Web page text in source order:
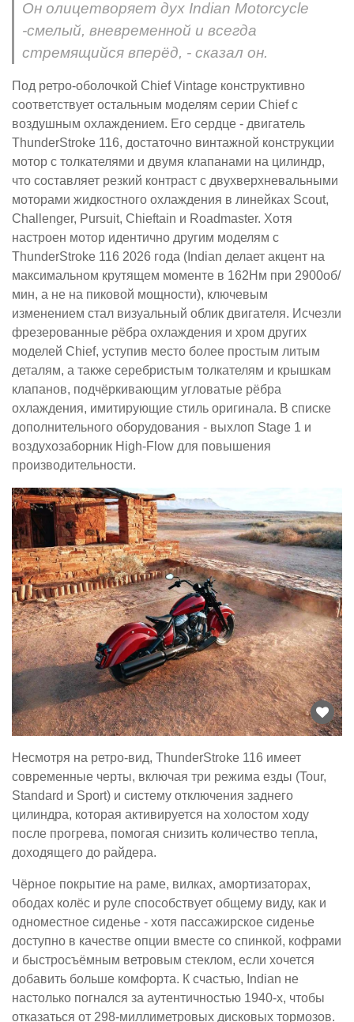
Он олицетворяет дух Indian Motorcycle
-смелый, вневременной и всегда
стремящийся вперёд, - сказал он.
Под ретро-оболочкой Chief Vintage конструктивно
соответствует остальным моделям серии Chief с
воздушным охлаждением. Его сердце - двигатель
ThunderStroke 116, достаточно винтажной конструкции
мотор с толкателями и двумя клапанами на цилиндр,
что составляет резкий контраст с двухверхневальными
моторами жидкостного охлаждения в линейках Scout,
Challenger, Pursuit, Chieftain и Roadmaster. Хотя
настроен мотор идентично другим моделям с
ThunderStroke 116 2026 года (Indian делает акцент на
максимальном крутящем моменте в 162Нм при 2900об/
мин, а не на пиковой мощности), ключевым
изменением стал визуальный облик двигателя. Исчезли
фрезерованные рёбра охлаждения и хром других
моделей Chief, уступив место более простым литым
деталям, а также серебристым толкателям и крышкам
клапанов, подчёркивающим угловатые рёбра
охлаждения, имитирующие стиль оригинала. В списке
дополнительного оборудования - выхлоп Stage 1 и
воздухозаборник High-Flow для повышения
производительности.
Несмотря на ретро-вид, ThunderStroke 116 имеет
современные черты, включая три режима езды (Tour,
Standard и Sport) и систему отключения заднего
цилиндра, которая активируется на холостом ходу
после прогрева, помогая снизить количество тепла,
доходящего до райдера.
Чёрное покрытие на раме, вилках, амортизаторах,
ободах колёс и руле способствует общему виду, как и
одноместное сиденье - хотя пассажирское сиденье
доступно в качестве опции вместе со спинкой, кофрами
и быстросъёмным ветровым стеклом, если хочется
добавить больше комфорта. К счастью, Indian не
настолько погнался за аутентичностью 1940-х, чтобы
отказаться от 298-миллиметровых дисковых тормозов.